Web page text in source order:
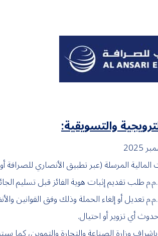
والتسويقية:
المالية المرسلة (عبر تطبيق الأنصاري للصرافة
طلب تقديم إثبات هوية الفائز قبل تسليم
تعديل أو إلغاء الحملة وذلك وفق
أي تزوير أو احتيال.